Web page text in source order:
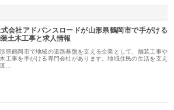
会社アドバンスロードが山形県鶴岡市で手がける
土木工事と求人情報
県鶴岡市で地域の道路基盤を支える企業として、舗装工事や
工事を手がける専門会社があります。地域住民の生活を支え
…